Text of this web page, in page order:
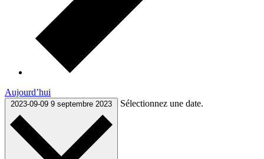
Aujourd’hui
2023-09-09 9 septembre 2023 Sélectionnez une date.